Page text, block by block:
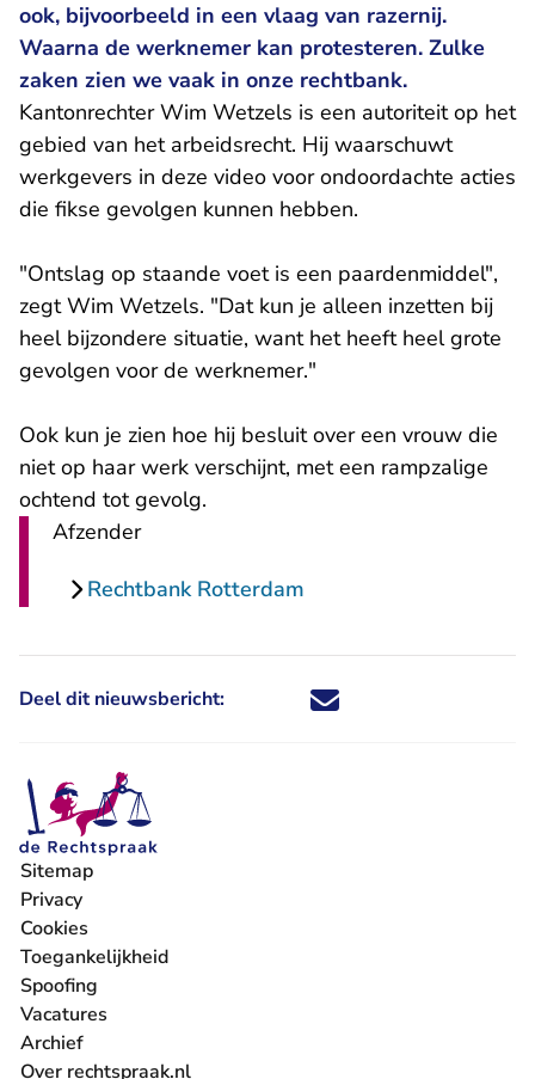
ook, bijvoorbeeld in een vlaag van razernij.
Waarna de werknemer kan protesteren. Zulke
zaken zien we vaak in onze rechtbank.
Kantonrechter Wim Wetzels is een autoriteit op het
gebied van het arbeidsrecht. Hij waarschuwt
werkgevers in deze video voor ondoordachte acties
die fikse gevolgen kunnen hebben.
"Ontslag op staande voet is een paardenmiddel",
zegt Wim Wetzels. "Dat kun je alleen inzetten bij
heel bijzondere situatie, want het heeft heel grote
gevolgen voor de werknemer."
Ook kun je zien hoe hij besluit over een vrouw die
niet op haar werk verschijnt, met een rampzalige
ochtend tot gevolg.
Afzender
Rechtbank Rotterdam
Deel dit nieuwsbericht: Deel dit nieuwsbericht via X -
Deel dit nieuwsbericht via
Deel dit nieuwsbericht
Deel dit
Sitemap
Privacy
Cookies
Toegankelijkheid
Spoofing
Vacatures
- U verlaat Rechtspraak.nl
Archief
Over rechtspraak.nl